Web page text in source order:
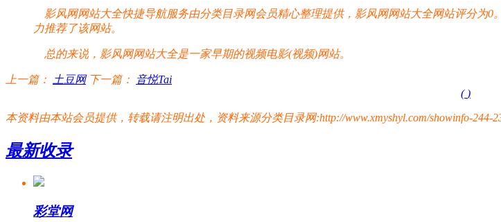
影风网网站大全快捷导航服务由分类目录网会员精心整理提供，影风网网站大全网站评分为
力推荐了该网站。
总的来说，影风网网站大全是一家早期的视频电影(视频)网站。
上一篇： 土豆网 下一篇：
音悦Tai
( )
本资料由本站会员提供，转载请注明出处，资料来源分类目录网:http://www.xmyshyl.com/showinfo-244-
最新收录
彩堂网